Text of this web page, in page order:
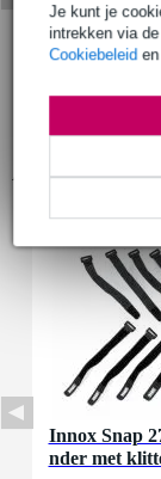
Je kunt je
intrekken via
Cookiebeleid en
Accessoires (7)
Innox Snap
nder met